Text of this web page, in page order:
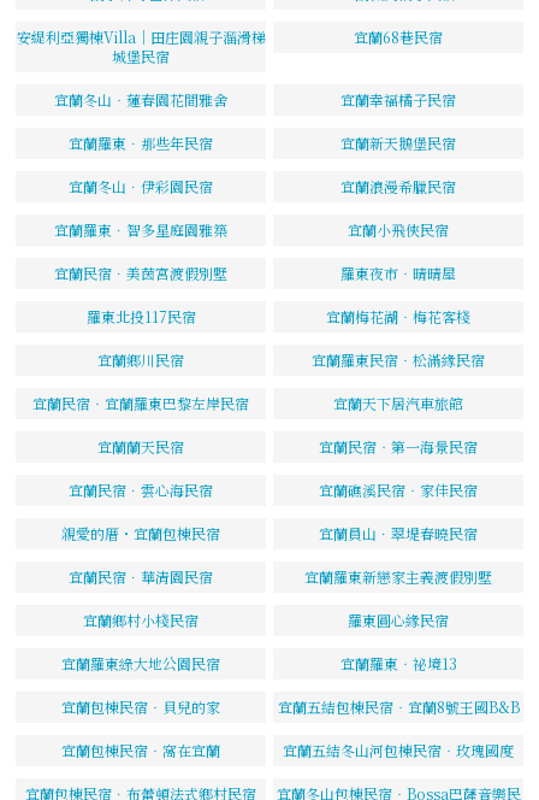
安緹利亞獨棟Villa｜田庄園親子溜滑梯
城堡民宿
宜蘭68巷民宿
宜蘭冬山‧蓮春園花間雅舍 宜蘭幸福橘子民宿
宜蘭羅東．那些年民宿 宜蘭新天鵝堡民宿
宜蘭冬山．伊彩園民宿 宜蘭浪漫希臘民宿
宜蘭羅東．智多星庭園雅築 宜蘭小飛俠民宿
宜蘭民宿．美茵宮渡假別墅 羅東夜市‧晴晴屋
羅東北投117民宿 宜蘭梅花湖‧梅花客棧
宜蘭鄉川民宿 宜蘭羅東民宿‧松滿緣民宿
宜蘭民宿‧宜蘭羅東巴黎左岸民宿 宜蘭天下居汽車旅館
宜蘭蘭天民宿 宜蘭民宿‧第一海景民宿
宜蘭民宿．雲心海民宿 宜蘭礁溪民宿‧家佳民宿
親愛的厝・宜蘭包棟民宿 宜蘭員山．翠堤春曉民宿
宜蘭民宿．華清園民宿 宜蘭羅東新戀家主義渡假別墅
宜蘭鄉村小棧民宿 羅東圓心緣民宿
宜蘭羅東綠大地公園民宿 宜蘭羅東‧祕境13
宜蘭包棟民宿‧貝兒的家 宜蘭五結包棟民宿‧宜蘭8號王國B&B
宜蘭包棟民宿‧窩在宜蘭 宜蘭五結冬山河包棟民宿‧玫瑰國度
宜蘭包棟民宿．布蕾頓法式鄉村民宿 宜蘭冬山包棟民宿‧Bossa巴薩音樂民